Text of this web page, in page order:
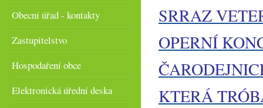
Obecní úřad - kontakty
Zastupitelstvo
Hospodaření obce
Elektronická úřední deska
SRRAZ
OPERNÍ
KTERÁ